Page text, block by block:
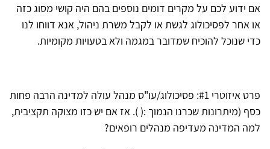
אם ידוע לכם על מקרים דומים נוספים בהם היה קושי מסוג כזה
או אחר לפסיכולוג לגשת או לקבל משרת ניהול, אנא דווחו לנו
כדי שנוכל להוכיח שמדובר במגמה ולא בטעויות מקומיות.
פרט איזוטרי #1: פסיכולוג/עו"ס מנהל עולה למדינה הרבה פחות
כסף (מיתרונות שכרנו הנמוך :( ). אז אם יש כזו מצוקה תקציבית,
למה המדינה מעדיפה מנהלים רופאים?